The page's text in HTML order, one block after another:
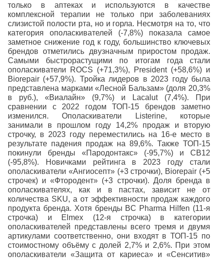
только в аптеках и используются в качестве
комплексной терапии не только при заболеваниях
слизистой полости рта, но и горла. Несмотря на то, что
категория ополаскивателей (-7,8%) показала самое
заметное снижение год к году, большинство ключевых
брендов отметились двузначным приростом продаж.
Самыми быстрорастущими по итогам года стали
ополаскиватели ROCS (+71,3%), President (+58,6%) и
Biorepair (+57,9%). Тройка лидеров в 2023 году была
представлена марками «Лесной Бальзам» (доля 20,3%
в руб.), «Виалайн» (9,7%) и Lacalut (7,4%). При
сравнении с 2022 годом ТОП-15 брендов заметно
изменился. Ополаскиватели Listerine, которые
занимали в прошлом году 14,2% продаж и вторую
строчку, в 2023 году переместились на 16-е место в
результате падения продаж на 89,6%. Также ТОП-15
покинули бренды «Пародонтакс» (-95,7%) и CB12
(-95,8%). Новичками рейтинга в 2023 году стали
ополаскиватели «Ангиосепт» (+3 строчки), Biorepair (+5
строчек) и «Фтородент» (+3 строчки). Доля бренда в
ополаскивателях, как и в пастах, зависит не от
количества SKU, а от эффективности продаж каждого
продукта бренда. Хотя бренды BC Pharma Hilfen (11-я
строчка) и Elmex (12-я строчка) в категории
ополаскивателей представлены всего тремя и двумя
артикулами соответственно, они входят в ТОП-15 по
стоимостному объёму с долей 2,7% и 2,6%. При этом
ополаскиватели «Защита от кариеса» и «Сенситив»